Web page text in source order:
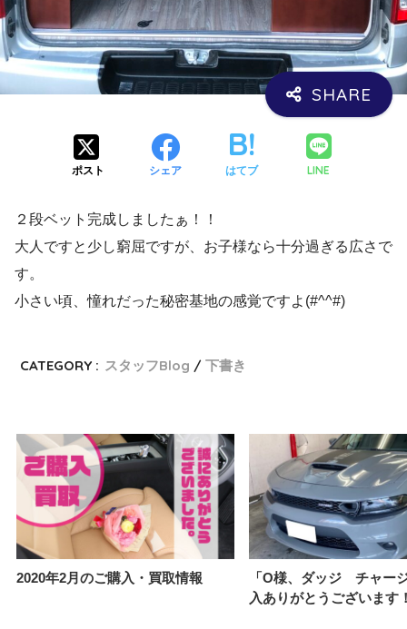
ポスト シェア はてブ LINE
２段ベット完成しましたぁ！！
大人ですと少し窮屈ですが、お子様なら十分過ぎる広さで
す。
小さい頃、憧れだった秘密基地の感覚ですよ(#^^#)
CATEGORY : スタッフBlog 下書き
2020年2月のご購入・買取情報
「O様、ダッジ チャー
入ありがとうございます